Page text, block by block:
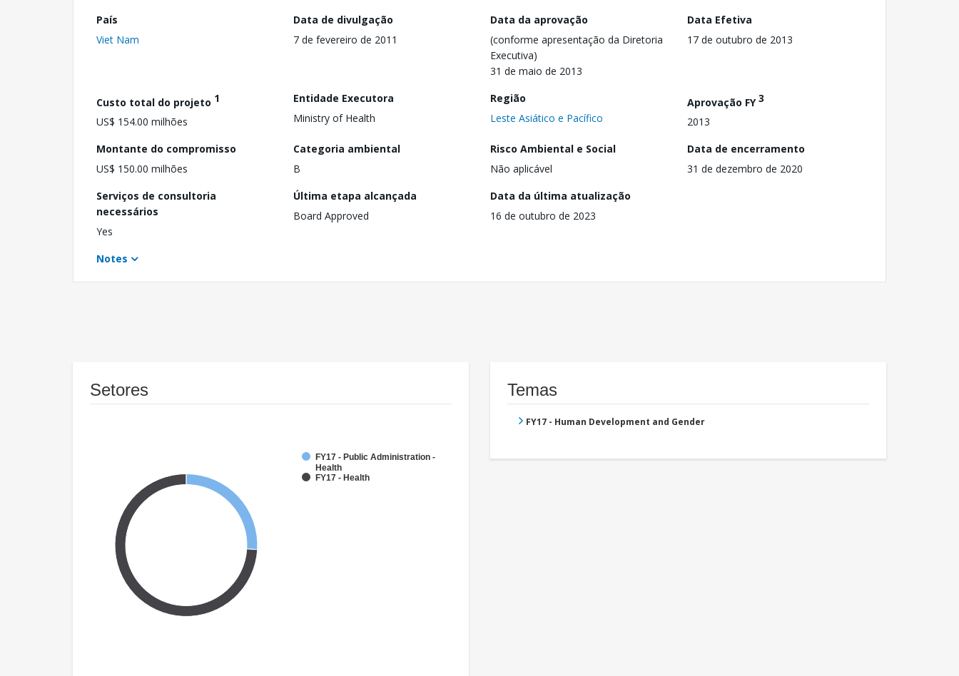
País
Viet Nam
Data de divulgação
7 de fevereiro de 2011
Data da aprovação
(conforme apresentação da Diretoria
Executiva)
31 de maio de 2013
Data Efetiva
17 de outubro de 2013
Custo total do projeto 1
US$ 154.00 milhões
Entidade Executora
Ministry of Health
Região
Leste Asiático e Pacífico
Aprovação FY3
2013
Montante do compromisso
US$ 150.00 milhões
Categoria ambiental
B
Risco Ambiental e Social
Não aplicável
Data de encerramento
31 de dezembro de 2020
Serviços de consultoria
necessários
Yes
Última etapa alcançada
Board Approved
Data da última atualização
16 de outubro de 2023
Notes
Setores
FY17 - Public Administration -
Health
FY17 - Health
Temas
FY17 - Human Development and Gender